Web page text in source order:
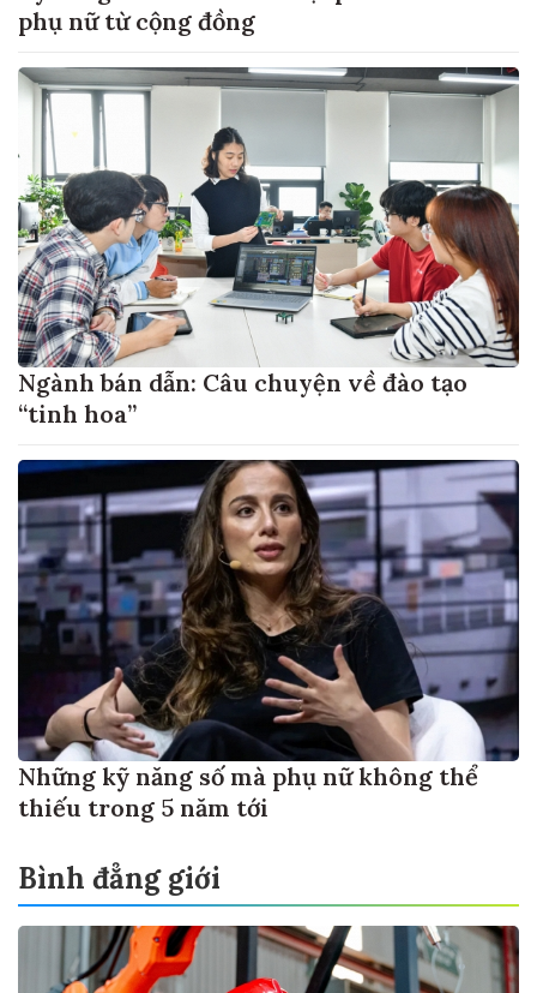
phụ nữ từ cộng đồng
Ngành bán dẫn: Câu chuyện về đào tạo
“tinh hoa”
Những kỹ năng số mà phụ nữ không thể
thiếu trong 5 năm tới
Bình đẳng giới